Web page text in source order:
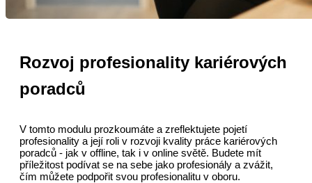
Rozvoj profesionality kariérových
poradců
V tomto modulu prozkoumáte a zreflektujete pojetí
profesionality a její roli v rozvoji kvality práce kariérových
poradců - jak v offline, tak i v online světě. Budete mít
příležitost podívat se na sebe jako profesionály a zvážit,
čím můžete podpořit svou profesionalitu v oboru.